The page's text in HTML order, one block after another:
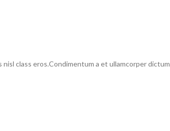
class eros.Condimentum a et ullamcorper